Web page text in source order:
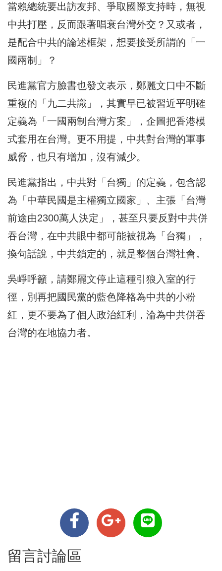
當賴總統要出訪友邦、爭取國際支持時，無視
中共打壓，反而跟著唱衰台灣外交？又或者，
是配合中共的論述框架，想要接受所謂的「一
國兩制」？
民進黨官方臉書也發文表示，鄭麗文口中不斷
重複的「九二共識」，其實早已被習近平明確
定義為「一國兩制台灣方案」，企圖把香港模
式套用在台灣。更不用提，中共對台灣的軍事
威脅，也只有增加，沒有減少。
民進黨指出，中共對「台獨」的定義，包含認
為「中華民國是主權獨立國家」、主張「台灣
前途由2300萬人決定」，甚至只要反對中共併
吞台灣，在中共眼中都可能被視為「台獨」，
換句話說，中共鎖定的，就是整個台灣社會。
吳崢呼籲，請鄭麗文停止這種引狼入室的行
徑，別再把國民黨的藍色降格為中共的小粉
紅，更不要為了個人政治紅利，淪為中共併吞
台灣的在地協力者。
留言討論區